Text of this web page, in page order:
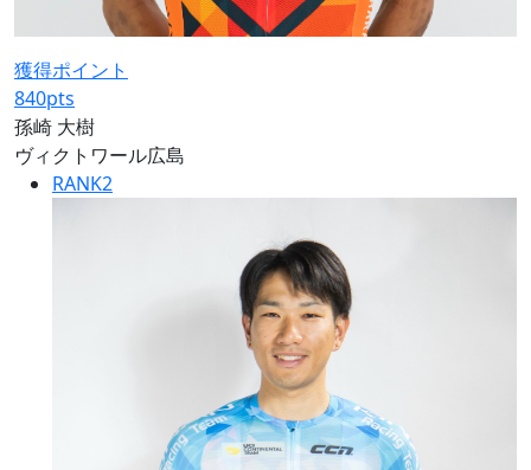
獲得ポイント
840pts
孫崎 大樹
ヴィクトワール広島
RANK2